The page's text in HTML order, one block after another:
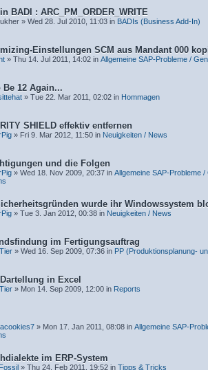
BADI : ARC_PM_ORDER_WRITE
» Wed 28. Jul 2010, 11:03 in BADIs (Business Add-In)
Einstellungen SCM aus Mandant 000
» Thu 14. Jul 2011, 14:02 in Allgemeine SAP-Probleme /
Be 12 Again...
» Tue 22. Mar 2011, 02:02 in Hommagen
SHIELD effektiv entfernen
» Fri 9. Mar 2012, 11:50 in Neuigkeiten / News
und die Folgen
» Wed 18. Nov 2009, 20:37 in Allgemeine SAP-Probleme
wurde ihr Windowssystem
» Tue 3. Jan 2012, 00:38 in Neuigkeiten / News
im Fertigungsauftrag
» Wed 16. Sep 2009, 07:36 in PP (Produktionsplanung-
Dartellung in Excel
» Mon 14. Sep 2009, 12:00 in Reports
» Mon 17. Jan 2011, 08:08 in Allgemeine SAP-
im ERP-System
» Thu 24. Feb 2011, 19:52 in Tipps & Tricks